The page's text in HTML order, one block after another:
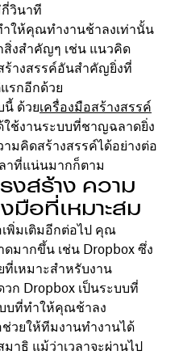
กี่วินาที
ให้คุณทำงานช้าลงเท่านั้น
งสำคัญๆ เช่น แนวคิด
ร้างสรรค์อันสำคัญยิ่งที่
รกอีกด้วย
นี้ ด้วยเครื่องมือสร้างสรรค์
ช้งานระบบที่ชาญฉลาดยิ่ง
มคิดสร้างสรรค์ได้อย่างต่อ
าที่แน่นมากก็ตาม
งสร้าง ความ
มือที่เหมาะสม
พิ่มเติมอีกต่อไป คุณ
มากขึ้น เช่น Dropbox ซึ่ง
เหมาะสำหรับงาน
ก Dropbox เป็นระบบที่
บบที่ทำให้คุณช้าลง
วยให้ทีมงานทำงานได้
าธิ แม้ว่าเวลาจะผ่านไป